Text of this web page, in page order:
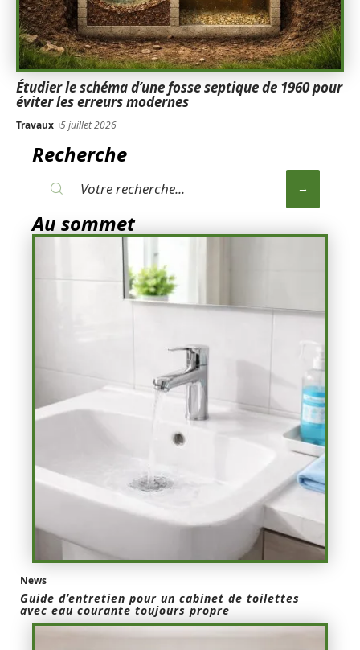
Étudier le schéma d’une fosse septique de 1960 pour
éviter les erreurs modernes
Travaux 5 juillet 2026
Recherche
Au sommet
News
Guide d’entretien pour un cabinet de toilettes
avec eau courante toujours propre